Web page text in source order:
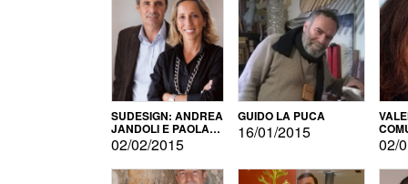
SUDESIGN: ANDREA
JANDOLI E PAOLA
PISAPIA
02/02/2015
GUIDO LA PUCA
16/01/2015
02/